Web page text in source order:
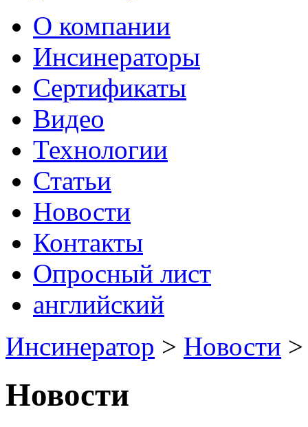
О компании
Инсинераторы
Сертификаты
Видео
Технологии
Статьи
Новости
Контакты
Опросный лист
английский
Инсинератор > Новости
Новости